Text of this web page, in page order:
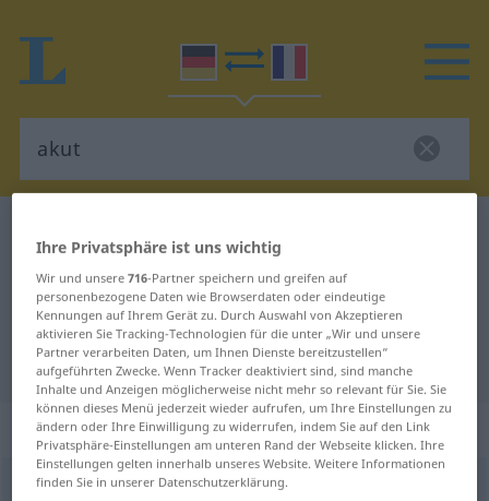
Deutsch-Französisch Übersetzung
für "akut"
"akut" Französisch Übersetzung
„akut“: Adjektiv
akut [aˈkuːt] adj
Ihre Privatsphäre ist uns wichtig
Wir und unsere716-Partner speichern und greifen auf
personenbezogene Daten wie Browserdaten oder eindeutige
Kennungen auf Ihrem Gerät zu. Durch Auswahl von Akzeptieren
aktivieren Sie Tracking-Technologien für die unter „Wir und unsere
Partner verarbeiten Daten, um Ihnen Dienste bereitzustellen“
aufgeführten Zwecke. Wenn Tracker deaktiviert sind, sind manche
Inhalte und Anzeigen möglicherweise nicht mehr so relevant für Sie. Sie
können dieses Menü jederzeit wieder aufrufen, um Ihre Einstellungen zu
ändern oder Ihre Einwilligung zu widerrufen, indem Sie auf den Link
Privatsphäre-Einstellungen am unteren Rand der Webseite klicken. Ihre
Einstellungen gelten innerhalb unseres Website. Weitere Informationen
finden Sie in unserer Datenschutzerklärung.